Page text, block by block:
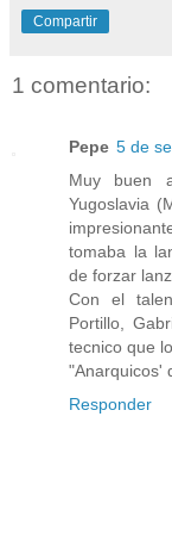
Compartir
1 comentario:
Pepe 5 de
Muy buen
Yugoslavia
tomaba la
de forzar
Con el
Portillo,
tecnico que
"Anarquicos'
Responder